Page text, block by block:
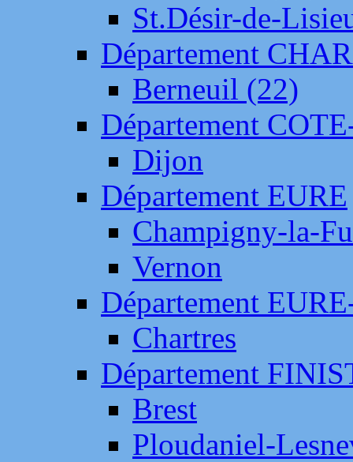
St.Désir-de-
Département
Berneuil (22)
Département
Dijon
Département EURE
Champigny-la-
Vernon
Département
Chartres
Département
Brest
Ploudaniel-